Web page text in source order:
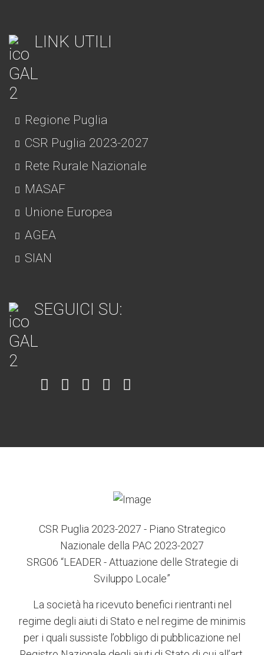
LINK UTILI
Regione Puglia
CSR Puglia 2023-2027
Rete Rurale Nazionale
MASAF
Unione Europea
AGEA
SIAN
SEGUICI SU:
Item Item Item Item
CSR Puglia 2023-2027 - Piano Strategico
Nazionale della PAC 2023-2027
SRG06 “LEADER - Attuazione delle Strategie di
Sviluppo Locale”
La società ha ricevuto benefici rientranti nel
regime degli aiuti di Stato e nel regime de minimis
per i quali sussiste l’obbligo di pubblicazione nel